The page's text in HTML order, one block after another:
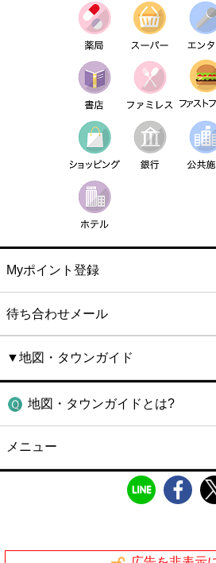
Myポイント登録
待ち合わせメール
▼地図・タウンガイド
地図・タウンガイドとは?
メニュー